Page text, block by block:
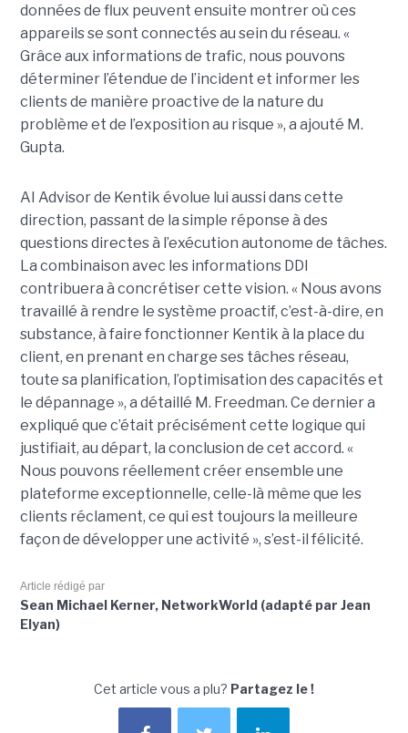
données de flux peuvent ensuite montrer où ces
appareils se sont connectés au sein du réseau. «
Grâce aux informations de trafic, nous pouvons
déterminer l’étendue de l’incident et informer les
clients de manière proactive de la nature du
problème et de l’exposition au risque », a ajouté M.
Gupta.
AI Advisor de Kentik évolue lui aussi dans cette
direction, passant de la simple réponse à des
questions directes à l’exécution autonome de tâches.
La combinaison avec les informations DDI
contribuera à concrétiser cette vision. « Nous avons
travaillé à rendre le système proactif, c’est-à-dire, en
substance, à faire fonctionner Kentik à la place du
client, en prenant en charge ses tâches réseau,
toute sa planification, l’optimisation des capacités et
le dépannage », a détaillé M. Freedman. Ce dernier a
expliqué que c’était précisément cette logique qui
justifiait, au départ, la conclusion de cet accord. «
Nous pouvons réellement créer ensemble une
plateforme exceptionnelle, celle-là même que les
clients réclament, ce qui est toujours la meilleure
façon de développer une activité », s’est-il félicité.
Article rédigé par
Sean Michael Kerner, NetworkWorld (adapté par Jean
Elyan)
Cet article vous a plu? Partagez le !